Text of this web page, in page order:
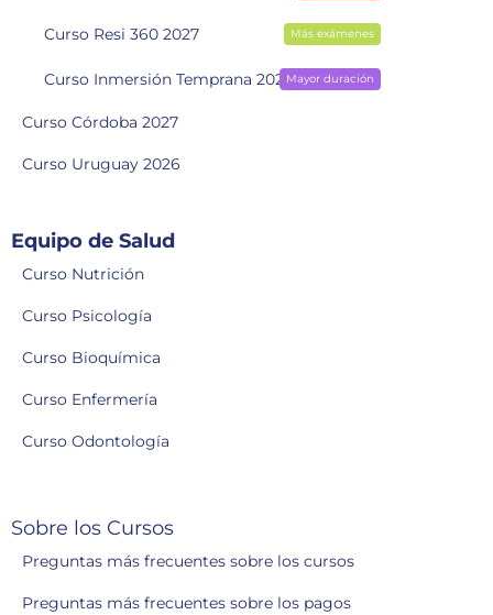
Curso Resi 360 2027 Más exámenes
Curso Inmersión Temprana 2028Mayor duración
Curso Córdoba 2027
Curso Uruguay 2026
Equipo de Salud
Curso Nutrición
Curso Psicología
Curso Bioquímica
Curso Enfermería
Curso Odontología
Sobre los Cursos
Preguntas más frecuentes sobre los cursos
Preguntas más frecuentes sobre los pagos